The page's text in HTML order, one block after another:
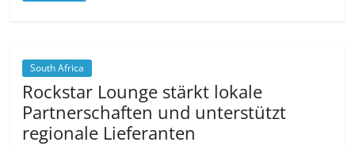
South Africa
Rockstar Lounge stärkt lokale
Partnerschaften und unterstützt
regionale Lieferanten